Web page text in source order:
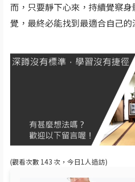
而，只要靜下心來，持續覺察
覺，最終必能找到最適合自己的
(觀看次數 143 次，今日1人造訪)